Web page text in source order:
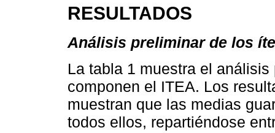
RESULTADOS
Análisis preliminar de los
La tabla 1 muestra el
componen el ITEA. Los
muestran que las medias
todos ellos, repartiéndose